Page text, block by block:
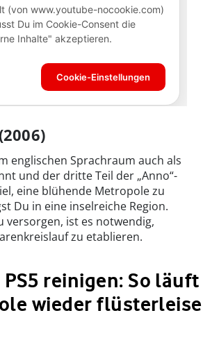
englischen Sprachraum auch als
und der dritte Teil der „Anno“-
eine blühende Metropole zu
Du in eine inselreiche Region.
versorgen, ist es notwendig,
zu etablieren.
PS5 reinigen: So läuft
wieder flüsterleise